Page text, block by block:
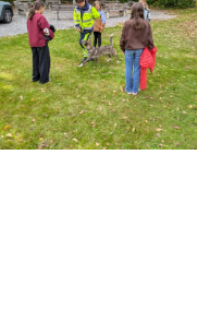
ANZEIGEN